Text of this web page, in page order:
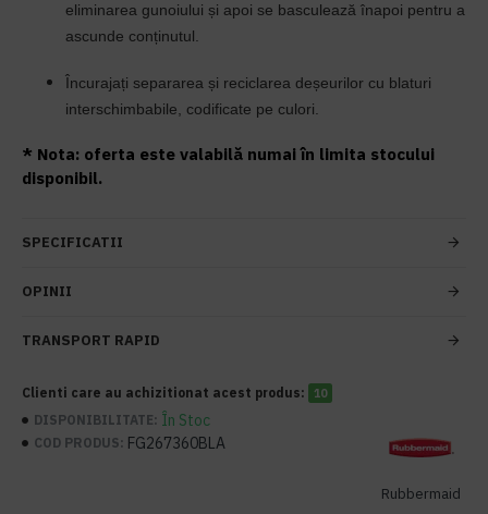
eliminarea gunoiului și apoi se basculează înapoi pentru a
ascunde conținutul.
Încurajați separarea și reciclarea deșeurilor cu blaturi
interschimbabile, codificate pe culori.
* Nota: oferta este valabilă numai în limita stocului
disponibil.
SPECIFICATII
OPINII
TRANSPORT RAPID
Clienti care au achizitionat acest produs: 10
DISPONIBILITATE: În Stoc
COD PRODUS: FG267360BLA
Rubbermaid